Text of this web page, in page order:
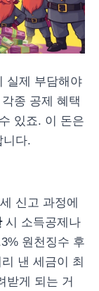
실제 부담해야
종 공제 혜택
있죠. 이 돈은
니다.
신고 과정에
시 소득공제나
원천징수 후
낸 세금이 최
받게 되는 거